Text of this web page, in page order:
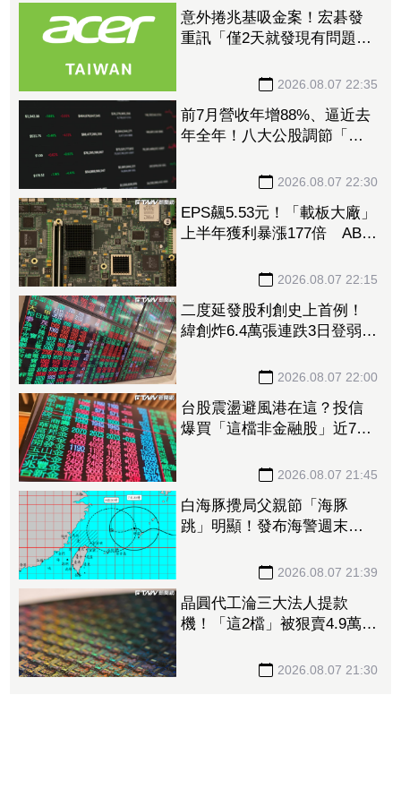
意外捲兆基吸金案！宏碁發
重訊「僅2天就發現有問題」
2026.08.07 22:35
前7月營收年增88%、逼近去
年全年！八大公股調節「這
2026.08.07 22:30
EPS飆5.53元！「載板大廠」
上半年獲利暴漲177倍 ABF
2026.08.07 22:15
二度延發股利創史上首例！
緯創炸6.4萬張連跌3日登弱勢
2026.08.07 22:00
台股震盪避風港在這？投信
爆買「這檔非金融股」近7千
2026.08.07 21:45
白海豚攪局父親節「海豚
跳」明顯！發布海警週末影
2026.08.07 21:39
晶圓代工淪三大法人提款
機！「這2檔」被狠賣4.9萬
2026.08.07 21:30